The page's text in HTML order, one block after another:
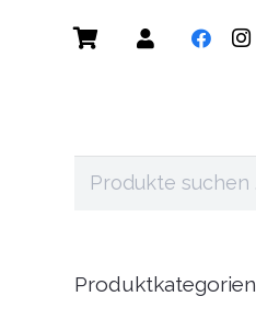
Suchen
Produktkategorien